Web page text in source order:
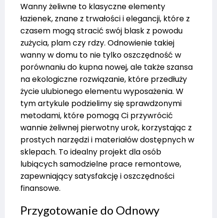
Wanny żeliwne to klasyczne elementy
łazienek, znane z trwałości i elegancji, które z
czasem mogą stracić swój blask z powodu
zużycia, plam czy rdzy. Odnowienie takiej
wanny w domu to nie tylko oszczędność w
porównaniu do kupna nowej, ale także szansa
na ekologiczne rozwiązanie, które przedłuży
życie ulubionego elementu wyposażenia. W
tym artykule podzielimy się sprawdzonymi
metodami, które pomogą Ci przywrócić
wannie żeliwnej pierwotny urok, korzystając z
prostych narzędzi i materiałów dostępnych w
sklepach. To idealny projekt dla osób
lubiących samodzielne prace remontowe,
zapewniający satysfakcję i oszczędności
finansowe.
Przygotowanie do Odnowy